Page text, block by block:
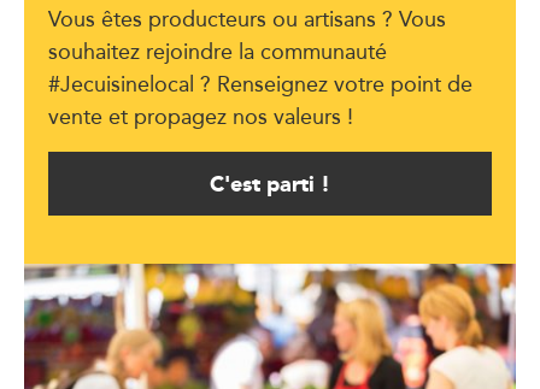
Vous êtes producteurs ou artisans ? Vous
souhaitez rejoindre la communauté
#Jecuisinelocal ? Renseignez votre point de
vente et propagez nos valeurs !
C'est parti !